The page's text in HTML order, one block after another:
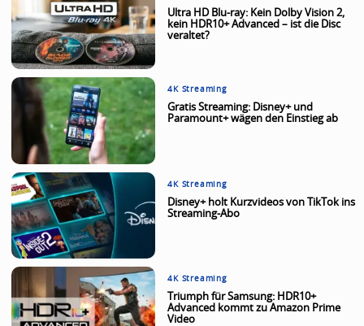
Ultra HD Blu-ray: Kein Dolby Vision 2,
kein HDR10+ Advanced – ist die Disc
veraltet?
4K Streaming
Gratis Streaming: Disney+ und
Paramount+ wägen den Einstieg ab
4K Streaming
Disney+ holt Kurzvideos von TikTok ins
Streaming-Abo
4K Streaming
Triumph für Samsung: HDR10+
Advanced kommt zu Amazon Prime
Video